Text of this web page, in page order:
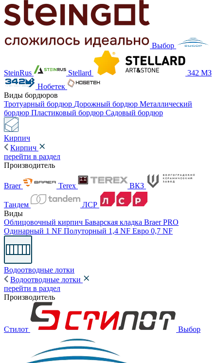
Выбор
SteinRus Stellard
342 МЗ
Нобетек
Виды бордюров
Тротуарный бордюр Дорожный бордюр Металлический
бордюр Пластиковый бордюр Садовый бордюр
Кирпич
Кирпич
перейти в раздел
Производитель
Braer Terex ВКЗ
Тандем
ЛСР
Виды
Облицовочный кирпич Баварская кладка Braer PRO
Одинарный 1 NF Полуторный 1,4 NF Евро 0,7 NF
Водоотводные лотки
Водоотводные лотки
перейти в раздел
Производитель
Стилот Выбор